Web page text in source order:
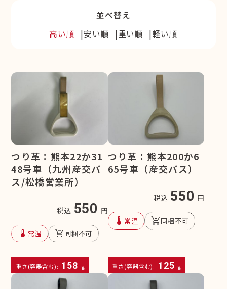
並べ替え
高い順
安い順 重い順 軽い順
つり革：熊本22か31
48号車（九州産交バ
ス/松橋営業所）
税込 550 円
device_thermostat 常温 remove_shopping_cart同梱不可
重さ(容器含む): 158 g
つり革：熊本200か6
65号車（産交バス）
税込 550 円
device_thermostat 常温 remove_shopping_cart同梱不可
重さ(容器含む): 125 g